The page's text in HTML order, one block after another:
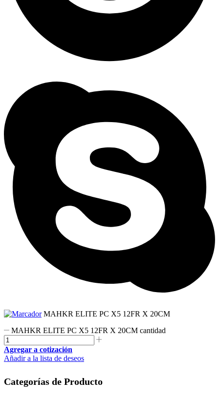
MAHKR ELITE PC X5 12FR X 20CM
MAHKR ELITE PC X5 12FR X 20CM cantidad
Agregar a cotización
Añadir a la lista de deseos
Categorías de Producto